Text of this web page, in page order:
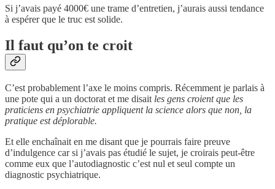
Si j’avais payé 4000€ une trame d’entretien, j’aurais aussi tendance
à espérer que le truc est solide.
Il faut qu’on te croit
C’est probablement l’axe le moins compris. Récemment je parlais à
une pote qui a un doctorat et me disait les gens croient que les
praticiens en psychiatrie appliquent la science alors que non, la
pratique est déplorable.
Et elle enchaînait en me disant que je pourrais faire preuve
d’indulgence car si j’avais pas étudié le sujet, je croirais peut-être
comme eux que l’autodiagnostic c’est nul et seul compte un
diagnostic psychiatrique.